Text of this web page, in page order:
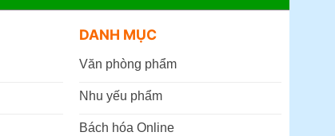
DANH MỤC
Văn phòng phẩm
Nhu yếu phẩm
Bách hóa Online